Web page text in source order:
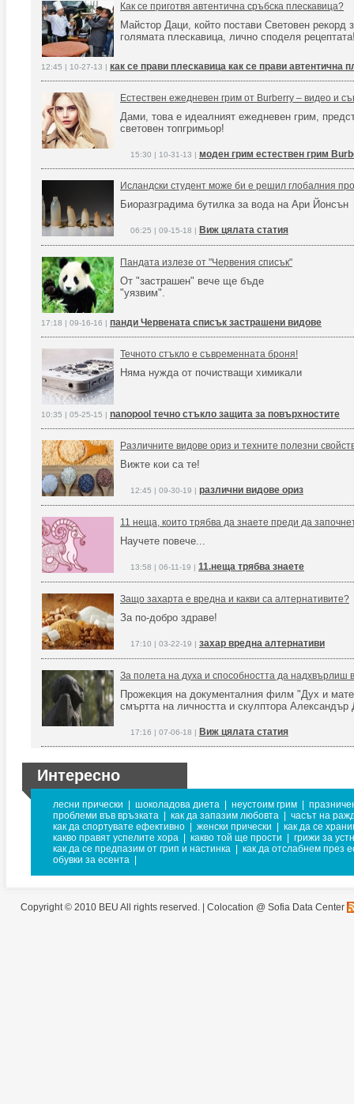
Как се приготвя автентична сръбска плескавица?
Майстор Даци, който постави Световен рекорд
голямата плескавица, лично споделя
12:45 | 10-27-13 | как се прави плескавица как се прави автентична
Естествен ежедневен грим от Burberry – видео и
Дами, това е идеалният ежедневен грим,
световен топгримьор!
15:30 | 10-31-13 | моден грим естествен грим
Исландски студент може би е решил глобалния
Биоразградима бутилка за вода на Ари Йонсън
06:25 | 09-15-18 | Виж цялата статия
Пандата излезе от "Червения списък"
От "застрашен" вече ще бъде
"уязвим".
17:18 | 09-16-16 | панди Червената списък застрашени видове
Течното стъкло е съвременната броня!
Няма нужда от почистващи химикали
10:35 | 05-25-15 | nanopool течно стъкло защита за повърхностите
Различните видове ориз и техните полезни
Вижте кои са те!
12:45 | 09-30-19 | различни видове ориз
11 неща, които трябва да знаете преди да
Научете повече...
13:58 | 06-11-19 | 11.неща трябва знаете
Защо захарта е вредна и какви са алтернативите?
За по-добро здраве!
17:10 | 03-22-19 | захар вредна алтернативи
За полета на духа и способността да надхвърлиш
Прожекция на документалния филм "Дух и
смъртта на личността и скулптора Александър
17:16 | 07-06-18 | Виж цялата статия
Интересно
лесни прически шоколадова диета неустоим грим
проблеми във връзката
как да запазим любовта
часът на
как да спортувате ефективно
женски прически
как да се
какво правят успелите хора
какво той ще прости
грижи за
как да се предпазим от грип и настинка
как да отслабнем през
обувки за есента
Copyright © 2010 BEU All rights reserved. | Colocation @ Sofia Data Center